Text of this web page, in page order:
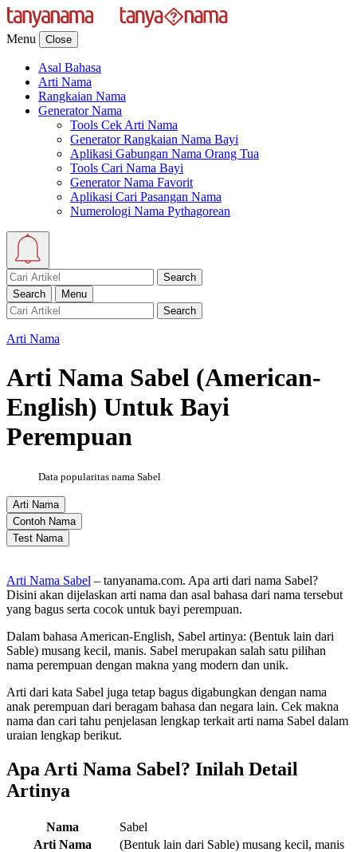
Menu Close
Asal Bahasa
Arti Nama
Rangkaian Nama
Generator Nama
Tools Cek Arti Nama
Generator Rangkaian Nama Bayi
Aplikasi Gabungan Nama Orang Tua
Tools Cari Nama Bayi
Generator Nama Favorit
Aplikasi Cari Pasangan Nama
Numerologi Nama Pythagorean
Search
Search
Menu
Search
Arti Nama
Arti Nama Sabel (American-
English) Untuk Bayi
Perempuan
Data popularitas nama Sabel
Arti Nama
Contoh Nama
Test Nama
Arti Nama Sabel – tanyanama.com. Apa arti dari nama Sabel?
Disini akan dijelaskan arti nama dan asal bahasa dari nama tersebut
yang bagus serta cocok untuk bayi perempuan.
Dalam bahasa American-English, Sabel artinya: (Bentuk lain dari
Sable) musang kecil, manis. Sabel merupakan salah satu pilihan
nama perempuan dengan makna yang modern dan unik.
Arti dari kata Sabel juga tetap bagus digabungkan dengan nama
anak perempuan dari beragam bahasa dan negara lain. Cek makna
nama dan cari tahu penjelasan lengkap terkait arti nama Sabel dalam
uraian lengkap berikut.
Apa Arti Nama Sabel? Inilah Detail
Artinya
Nama
Sabel
Arti Nama
(Bentuk lain dari Sable) musang kecil, manis